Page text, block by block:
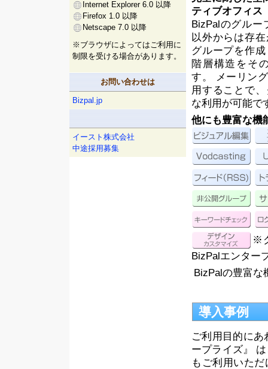
Internet Explorer 6.0 以降
Firefox 1.0 以降
Netscape 7.0 以降
※ブラウザによってはご利用に
制限を受ける場合があります。
お問い合わせは
Bizpal.jp
イースト株式会社
中途採用募集
ティブオフィス
BizPalのグルー
以外からは存
グループを作
階層構造をそ
す。 メーリン
用することで
な利用が可能で
他にも豊富な機
※
BizPalエンター
BizPalの豊富
導入事例
ご利用目的に
ープライズ』
もご利用いた